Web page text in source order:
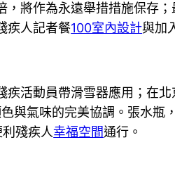
將作為永遠舉措措施保存；
疾人記者餐100室內設計與加
活動員帶滑雪器應用；在北
與氣味的完美協調。張水瓶
殘疾人幸福空間通行。